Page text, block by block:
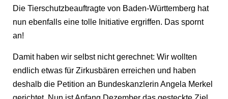
Die Tierschutzbeauftragte von Baden-Württemberg hat
nun ebenfalls eine tolle Initiative ergriffen. Das spornt
an!
Damit haben wir selbst nicht gerechnet: Wir wollten
endlich etwas für Zirkusbären erreichen und haben
deshalb die Petition an Bundeskanzlerin Angela Merkel